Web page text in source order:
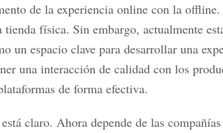
de la experiencia online con la
física. Sin embargo, actualmente
un espacio clave para desarrollar una
una interacción de calidad con los
de forma efectiva.
claro. Ahora depende de las